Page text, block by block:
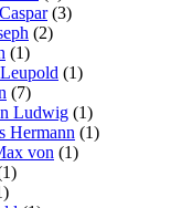
(3)
(2)
(1)
(1)
(7)
Ludwig (1)
Hermann (1)
von (1)